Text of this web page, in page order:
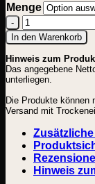
Menge
Pfeffer
schwarz
(geschrotet
fein)
Menge
In den Warenkorb
Hinweis zum
Das angegebene
unterliegen.
Die Produkte können
Versand mit
Hinweis